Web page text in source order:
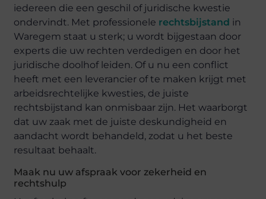
iedereen die een geschil of juridische kwestie
ondervindt. Met professionele rechtsbijstand in
Waregem staat u sterk; u wordt bijgestaan door
experts die uw rechten verdedigen en door het
juridische doolhof leiden. Of u nu een conflict
heeft met een leverancier of te maken krijgt met
arbeidsrechtelijke kwesties, de juiste
rechtsbijstand kan onmisbaar zijn. Het waarborgt
dat uw zaak met de juiste deskundigheid en
aandacht wordt behandeld, zodat u het beste
resultaat behaalt.
Maak nu uw afspraak voor zekerheid en
rechtshulp